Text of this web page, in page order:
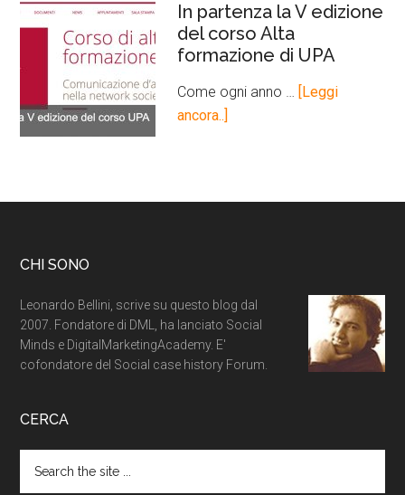
In partenza la V edizione
del corso Alta
formazione di UPA
Come ogni anno …
[Leggi
ancora..]
CHI SONO
Leonardo Bellini, scrive su questo blog dal
2007. Fondatore di DML, ha lanciato Social
Minds e DigitalMarketingAcademy. E'
cofondatore del Social case history Forum.
CERCA